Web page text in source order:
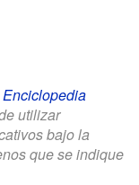
Enciclopedia
utilizar
bajo la
que se indique